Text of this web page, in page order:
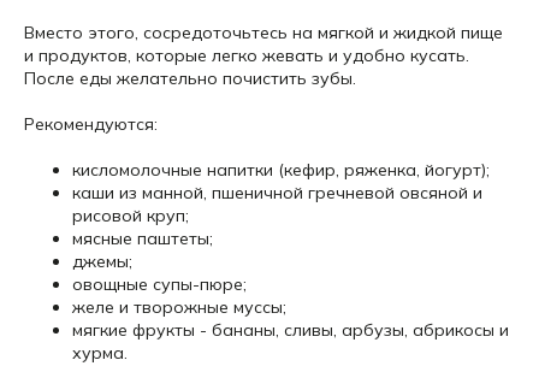
Вместо этого, сосредоточьтесь на мягкой и жидкой пище
и продуктов, которые легко жевать и удобно кусать.
После еды желательно почистить зубы.
Рекомендуются:
кисломолочные напитки (кефир, ряженка, йогурт);
каши из манной, пшеничной гречневой овсяной и
рисовой круп;
мясные паштеты;
джемы;
овощные супы-пюре;
желе и творожные муссы;
мягкие фрукты - бананы, сливы, арбузы, абрикосы и
хурма.